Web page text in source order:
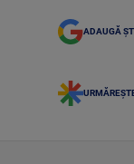
ADAUGĂ